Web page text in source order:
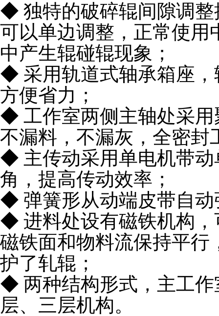
◆ 独特的破碎辊间隙调整
可以单边调整，正常使用
中产生辊碰辊现象；
◆ 采用轨道式轴承箱座，
方便省力；
◆ 工作室两侧主轴处采用
不漏料，不漏灰，全密封
◆ 主传动采用单电机带动
角，提高传动效率；
◆ 弹簧形从动端皮带自动
◆ 进料处设有磁铁机构，
磁铁面和物料流保持平行
护了轧辊；
◆ 两种结构形式，主工作
层、三层机构。